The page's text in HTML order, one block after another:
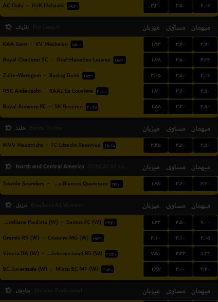
AC Oulu - HJK Helsinki ۱۹:۳۰ ۳.۲۰ ۳.۵۰ ۲.۰۴
بلژیک میزبان مساوی میهمان
KAA Gent - KV Mechelen ۱۵:۰۰ ۱.۹۳ ۳.۴۰ ۳.۷۰
Royal Charleroi SC - Oud-Heverlee Leuven ۱۷:۳۰ ۱.۷۸ ۳.۵۰ ۴.۳۳
Zulte-Waregem - Racing Genk ۱۷:۳۰ ۳.۰۵ ۳.۵۰ ۲.۱۴
RSC Anderlecht - RAAL La Louviere ۲۰:۰۰ ۱.۷۰ ۳.۶۰ ۴.۵۰
Royal Antwerp FC - SK Beveren ۲۰:۴۵ ۱.۸۸ ۳.۳۰ ۳.۸۰
هلند میزبان مساوی میهمان
MVV Maastricht - FC Utrecht Reserves ۱۸:۱۵ ۲.۴۵ ۳.۵۰ ۲.۵۰
North and Central America میزبان مساوی میهمان
Seattle Sounders - Gallos Blancos Queretaro ۲۳:۰۰ ۱.۹۷ ۳.۶۰ ۳.۳۰
برزیل میزبان مساوی میهمان
Corinthians Paulista (W) - Santos FC (W) ۲۲:۳۰ ۱.۳۲ ۴.۵۰ ۷.۰۰
Gremio RS (W) - Cruzeiro MG (W) ۱۷:۳۰ ۳.۱۰ ۳.۱۰ ۲.۱۵
Vitoria BA (W) - SC Internacional RS (W) ۲۱:۳۰ ۷.۵۰ ۴.۳۳ ۱.۳۳
EC Juventude (W) - Mixto EC MT (W) ۲۱:۳۰ ۱.۹۷ ۳.۰۰ ۳.۶۰
بولیوی میزبان مساوی میهمان